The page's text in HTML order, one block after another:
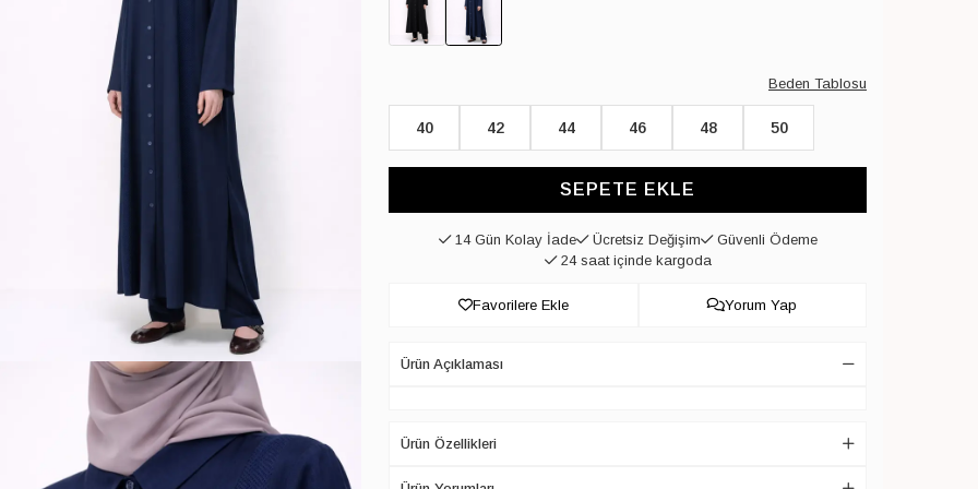
Beden Tablosu
40 42 44 46 48 50
SEPETE EKLE
14 Gün Kolay İade Ücretsiz Değişim
Güvenli Ödeme
24 saat içinde kargoda
Favorilere Ekle Yorum Yap
Ürün Açıklaması
Ürün Özellikleri